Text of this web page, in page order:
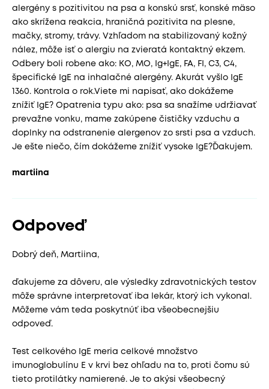
alergény s pozitivitou na psa a konskú srsť, konské mäso
ako skrížena reakcia, hraničná pozitivita na plesne,
mačky, stromy, trávy. Vzhľadom na stabilizovaný kožný
nález, môže isť o alergiu na zvieratá kontaktný ekzem.
Odbery boli robene ako: KO, MO, Ig+IgE, FA, FI, C3, C4,
špecifické IgE na inhalačné alergény. Akurát vyšlo IgE
1360. Kontrola o rok.Viete mi napisať, ako dokážeme
znížiť IgE? Opatrenia typu ako: psa sa snažíme udržiavať
prevažne vonku, mame zakúpene čističky vzduchu a
doplnky na odstranenie alergenov zo srsti psa a vzduch.
Je ešte niečo, čím dokážeme znížiť vysoke IgE?Ďakujem.
martiina
Odpoveď
Dobrý deň, Martiina,
ďakujeme za dôveru, ale výsledky zdravotnických testov
môže správne interpretovať iba lekár, ktorý ich vykonal.
Môžeme vám teda poskytnúť iba všeobecnejšiu
odpoveď.
Test celkového IgE meria celkové množstvo
imunoglobulínu E v krvi bez ohľadu na to, proti čomu sú
tieto protilátky namierené. Je to akýsi všeobecný